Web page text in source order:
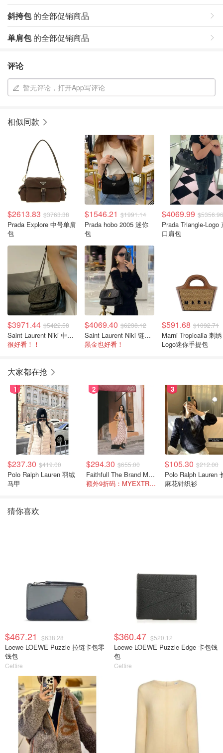
斜挎包的全部促销商品
单肩包的全部促销商品
评论
暂无评论，打开App写评论
相似同款
$2613.83 $3763.38
Prada Explore 中号单肩
包
$1546.21 $1991.14
Prada hobo 2005 迷你
包
$4069.99 $5356.96
Prada Triangle-Logo
口肩包
$3971.44 $5422.58
Saint Laurent Niki 中号链条肩包
很好看！！
$4069.40 $6238.12
Saint Laurent Niki 链条中号肩包
黑金也好看！
$591.68 $1092.71
Marni Tropicalia 刺绣
Logo迷你手提包
大家都在抢
1
$237.30 $419.00
Polo Ralph Lauren 羽绒
马甲
2
$294.30 $655.00
Faithfull The Brand Marais 格纹亚麻吊带中长连衣裙
额外9折码：MYEXTRA10
3
$105.30 $212.00
Polo Ralph Lauren 长袖
麻花针织衫
猜你喜欢
$467.21 $638.28
Loewe LOEWE Puzzle 拉链卡包零
钱包
Cettire
$360.47 $520.12
Loewe LOEWE Puzzle Edge 卡包钱
包
Cettire